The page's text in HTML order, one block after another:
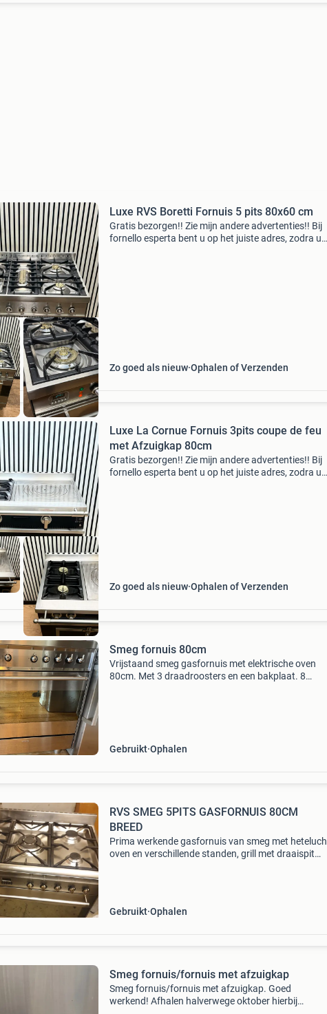
Luxe RVS Boretti Fornuis 5 pits 80x60 cm
Gratis bezorgen!! Zie mijn andere advertenties!! Bij
fornello esperta bent u op het juiste adres, zodra u
Zo goed als nieuw Ophalen of Verzenden
Luxe La Cornue Fornuis 3pits coupe de feu
met Afzuigkap 80cm
Gratis bezorgen!! Zie mijn andere advertenties!! Bij
fornello esperta bent u op het juiste adres, zodra u
Zo goed als nieuw Ophalen of Verzenden
Smeg fornuis 80cm
Vrijstaand smeg gasfornuis met elektrische oven
80cm. Met 3 draadroosters en een bakplaat. 8
Gebruikt Ophalen
RVS SMEG 5PITS GASFORNUIS 80CM
BREED
Prima werkende gasfornuis van smeg met heteluch
oven en verschillende standen, grill met draaispit
Gebruikt Ophalen
Smeg fornuis/fornuis met afzuigkap
Smeg fornuis/fornuis met afzuigkap. Goed
werkend! Afhalen halverwege oktober hierbij